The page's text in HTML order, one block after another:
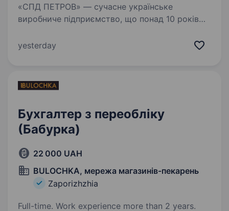
«СПД ПЕТРОВ» — сучасне українське
виробниче підприємство, що понад 10 років
техніку. Ми розширюємо команду
yesterday
Бухгалтер з переобліку
(Бабурка)
22 000 UAH
BULOCHKA, мережа магазинів-пекарень
Zaporizhzhia
Full-time. Work experience more than 2 years.